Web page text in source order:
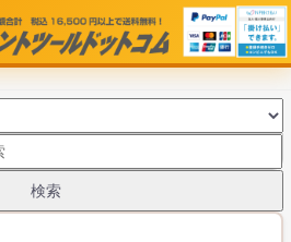
検索